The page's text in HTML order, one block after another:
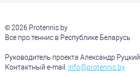
© 2026 Protennis.by
Все про теннис в Республике Беларусь
Руководитель проекта Александр Руцкий
Контактный e-mail: info@protennis.by